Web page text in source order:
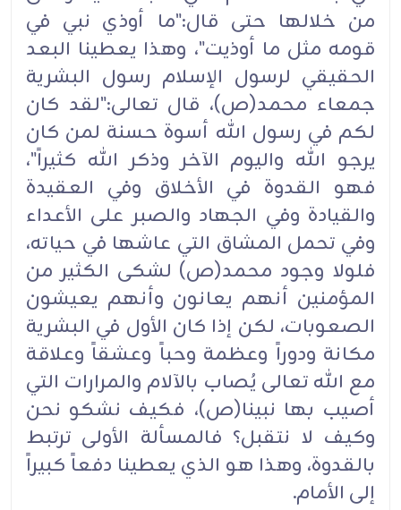
من خلالها حتى قال:"ما أوذي نبي في
قومه مثل ما أوذيت"، وهذا يعطينا البعد
الحقيقي لرسول الإسلام رسول البشرية
جمعاء محمد(ص)، قال تعالى:"لقد كان
لكم في رسول الله أسوة حسنة لمن كان
يرجو الله واليوم الآخر وذكر الله كثيراً"،
فهو القدوة في الأخلاق وفي العقيدة
والقيادة وفي الجهاد والصبر على الأعداء
وفي تحمل المشاق التي عاشها في حياته،
فلولا وجود محمد(ص) لشكى الكثير من
المؤمنين أنهم يعانون وأنهم يعيشون
الصعوبات، لكن إذا كان الأول في البشرية
مكانة ودوراً وعظمة وحباً وعشقاً وعلاقة
مع الله تعالى يُصاب بالآلام والمرارات التي
أصيب بها نبينا(ص)، فكيف نشكو نحن
وكيف لا نتقبل؟ فالمسألة الأولى ترتبط
بالقدوة، وهذا هو الذي يعطينا دفعاً كبيراً
إلى الأمام.